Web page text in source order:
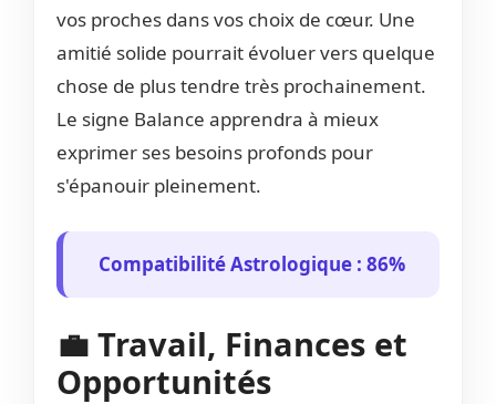
vos proches dans vos choix de cœur. Une
amitié solide pourrait évoluer vers quelque
chose de plus tendre très prochainement.
Le signe Balance apprendra à mieux
exprimer ses besoins profonds pour
s'épanouir pleinement.
Compatibilité Astrologique : 86%
💼 Travail, Finances et
Opportunités